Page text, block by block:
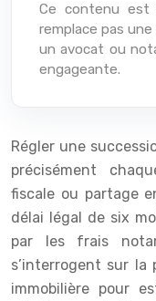
Ce contenu
remplace pas
un avocat ou
engageante.
Régler une
précisément
fiscale ou partage
délai légal de six
par les frais
s’interrogent sur la
immobilière pour